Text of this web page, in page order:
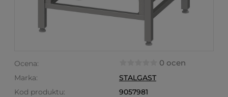
Ocena: 0 ocen
Marka:
STALGAST
Kod produktu:
9057981